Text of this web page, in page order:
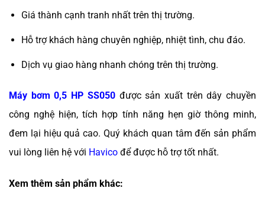
Giá thành cạnh tranh nhất trên thị trường.
Hỗ trợ khách hàng chuyên nghiệp, nhiệt tình, chu đáo.
Dịch vụ giao hàng nhanh chóng trên thị trường.
Máy bơm 0,5 HP SS050được sản xuất trên dây chuyền
công nghệ hiện, tích hợp tính năng hẹn giờ thông minh,
đem lại hiệu quả cao. Quý khách quan tâm đến sản phẩm
vui lòng liên hệ với Havico để được hỗ trợ tốt nhất.
Xem thêm sản phẩm khác: